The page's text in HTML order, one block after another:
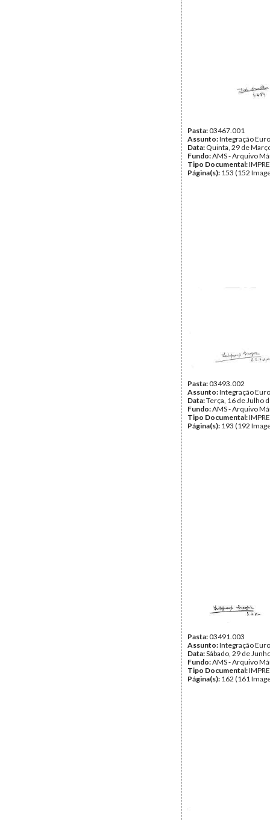
Pasta:03467.001
Assunto:Integração
Data: Quinta, 29 de
Fundo:AMS - Arquivo
Tipo Documental:
Página(s): 153 (152
Pasta:03493.002
Assunto:Integração
Data:Terça, 16 de Julho
Fundo:AMS - Arquivo
Tipo Documental:
Página(s): 193 (192
Pasta:03491.003
Assunto:Integração
Data:Sábado, 29 de
Fundo:AMS - Arquivo
Tipo Documental:
Página(s): 162 (161